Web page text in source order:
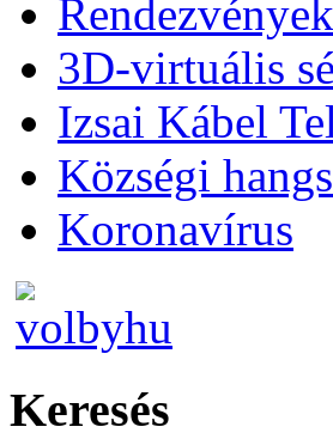
Rendezvények
3D-virtuális
Izsai Kábel
Községi
Koronavírus
Keresés